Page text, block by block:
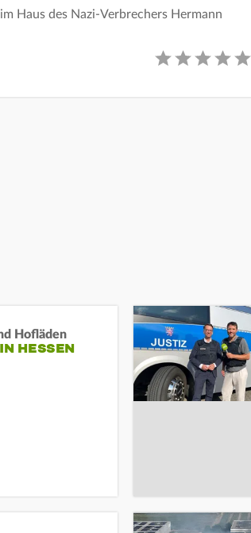
Haus des Nazi-Verbrechers Hermann
Hofläden
HESSEN